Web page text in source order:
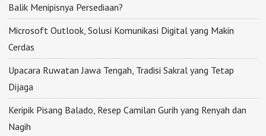
Balik Menipisnya Persediaan?
Microsoft Outlook, Solusi Komunikasi Digital yang Makin
Cerdas
Upacara Ruwatan Jawa Tengah, Tradisi Sakral yang Tetap
Dijaga
Keripik Pisang Balado, Resep Camilan Gurih yang Renyah dan
Nagih